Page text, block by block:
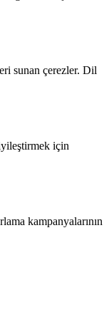
sunan çerezler. Dil
için
kampanyalarının